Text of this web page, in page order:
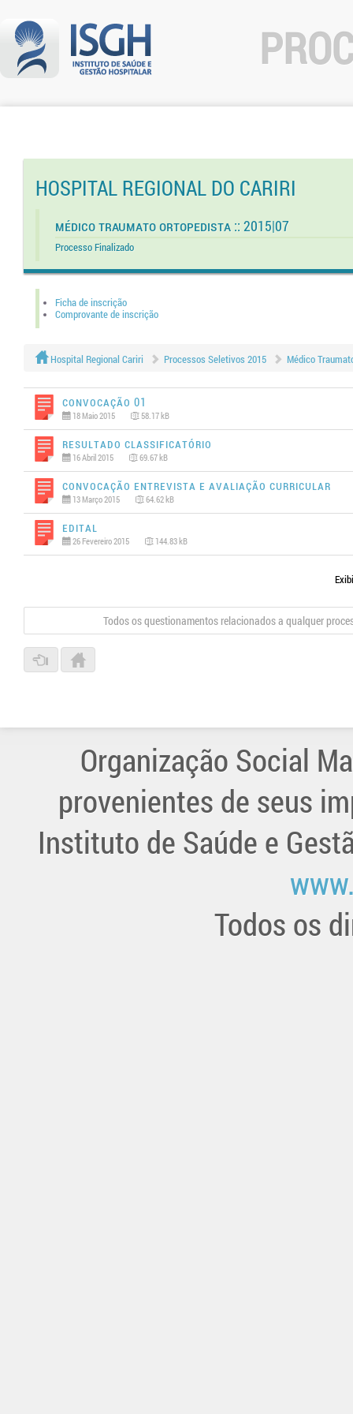
HOSPITAL REGIONAL DO CARIRI
Médico Traumato Ortopedista :: 2015|07
Processo Finalizado
Ficha de inscrição
Comprovante de inscrição
Hospital Regional Cariri Processos Seletivos 2015 Médico
Convocação 01
18 Maio 2015 58.17 kB
Resultado Classificatório
16 Abril 2015 69.67 kB
Convocação Entrevista e Avaliação Curricular
13 Março 2015 64.62 kB
Edital
26 Fevereiro 2015 144.83 kB
Todos os questionamentos relacionados a qualquer
Organização Social
provenientes de seus
Instituto de Saúde e
Todos os